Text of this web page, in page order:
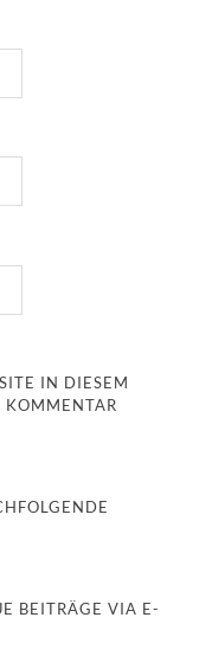
IN DIESEM
KOMMENTAR
BEITRÄGE VIA E-